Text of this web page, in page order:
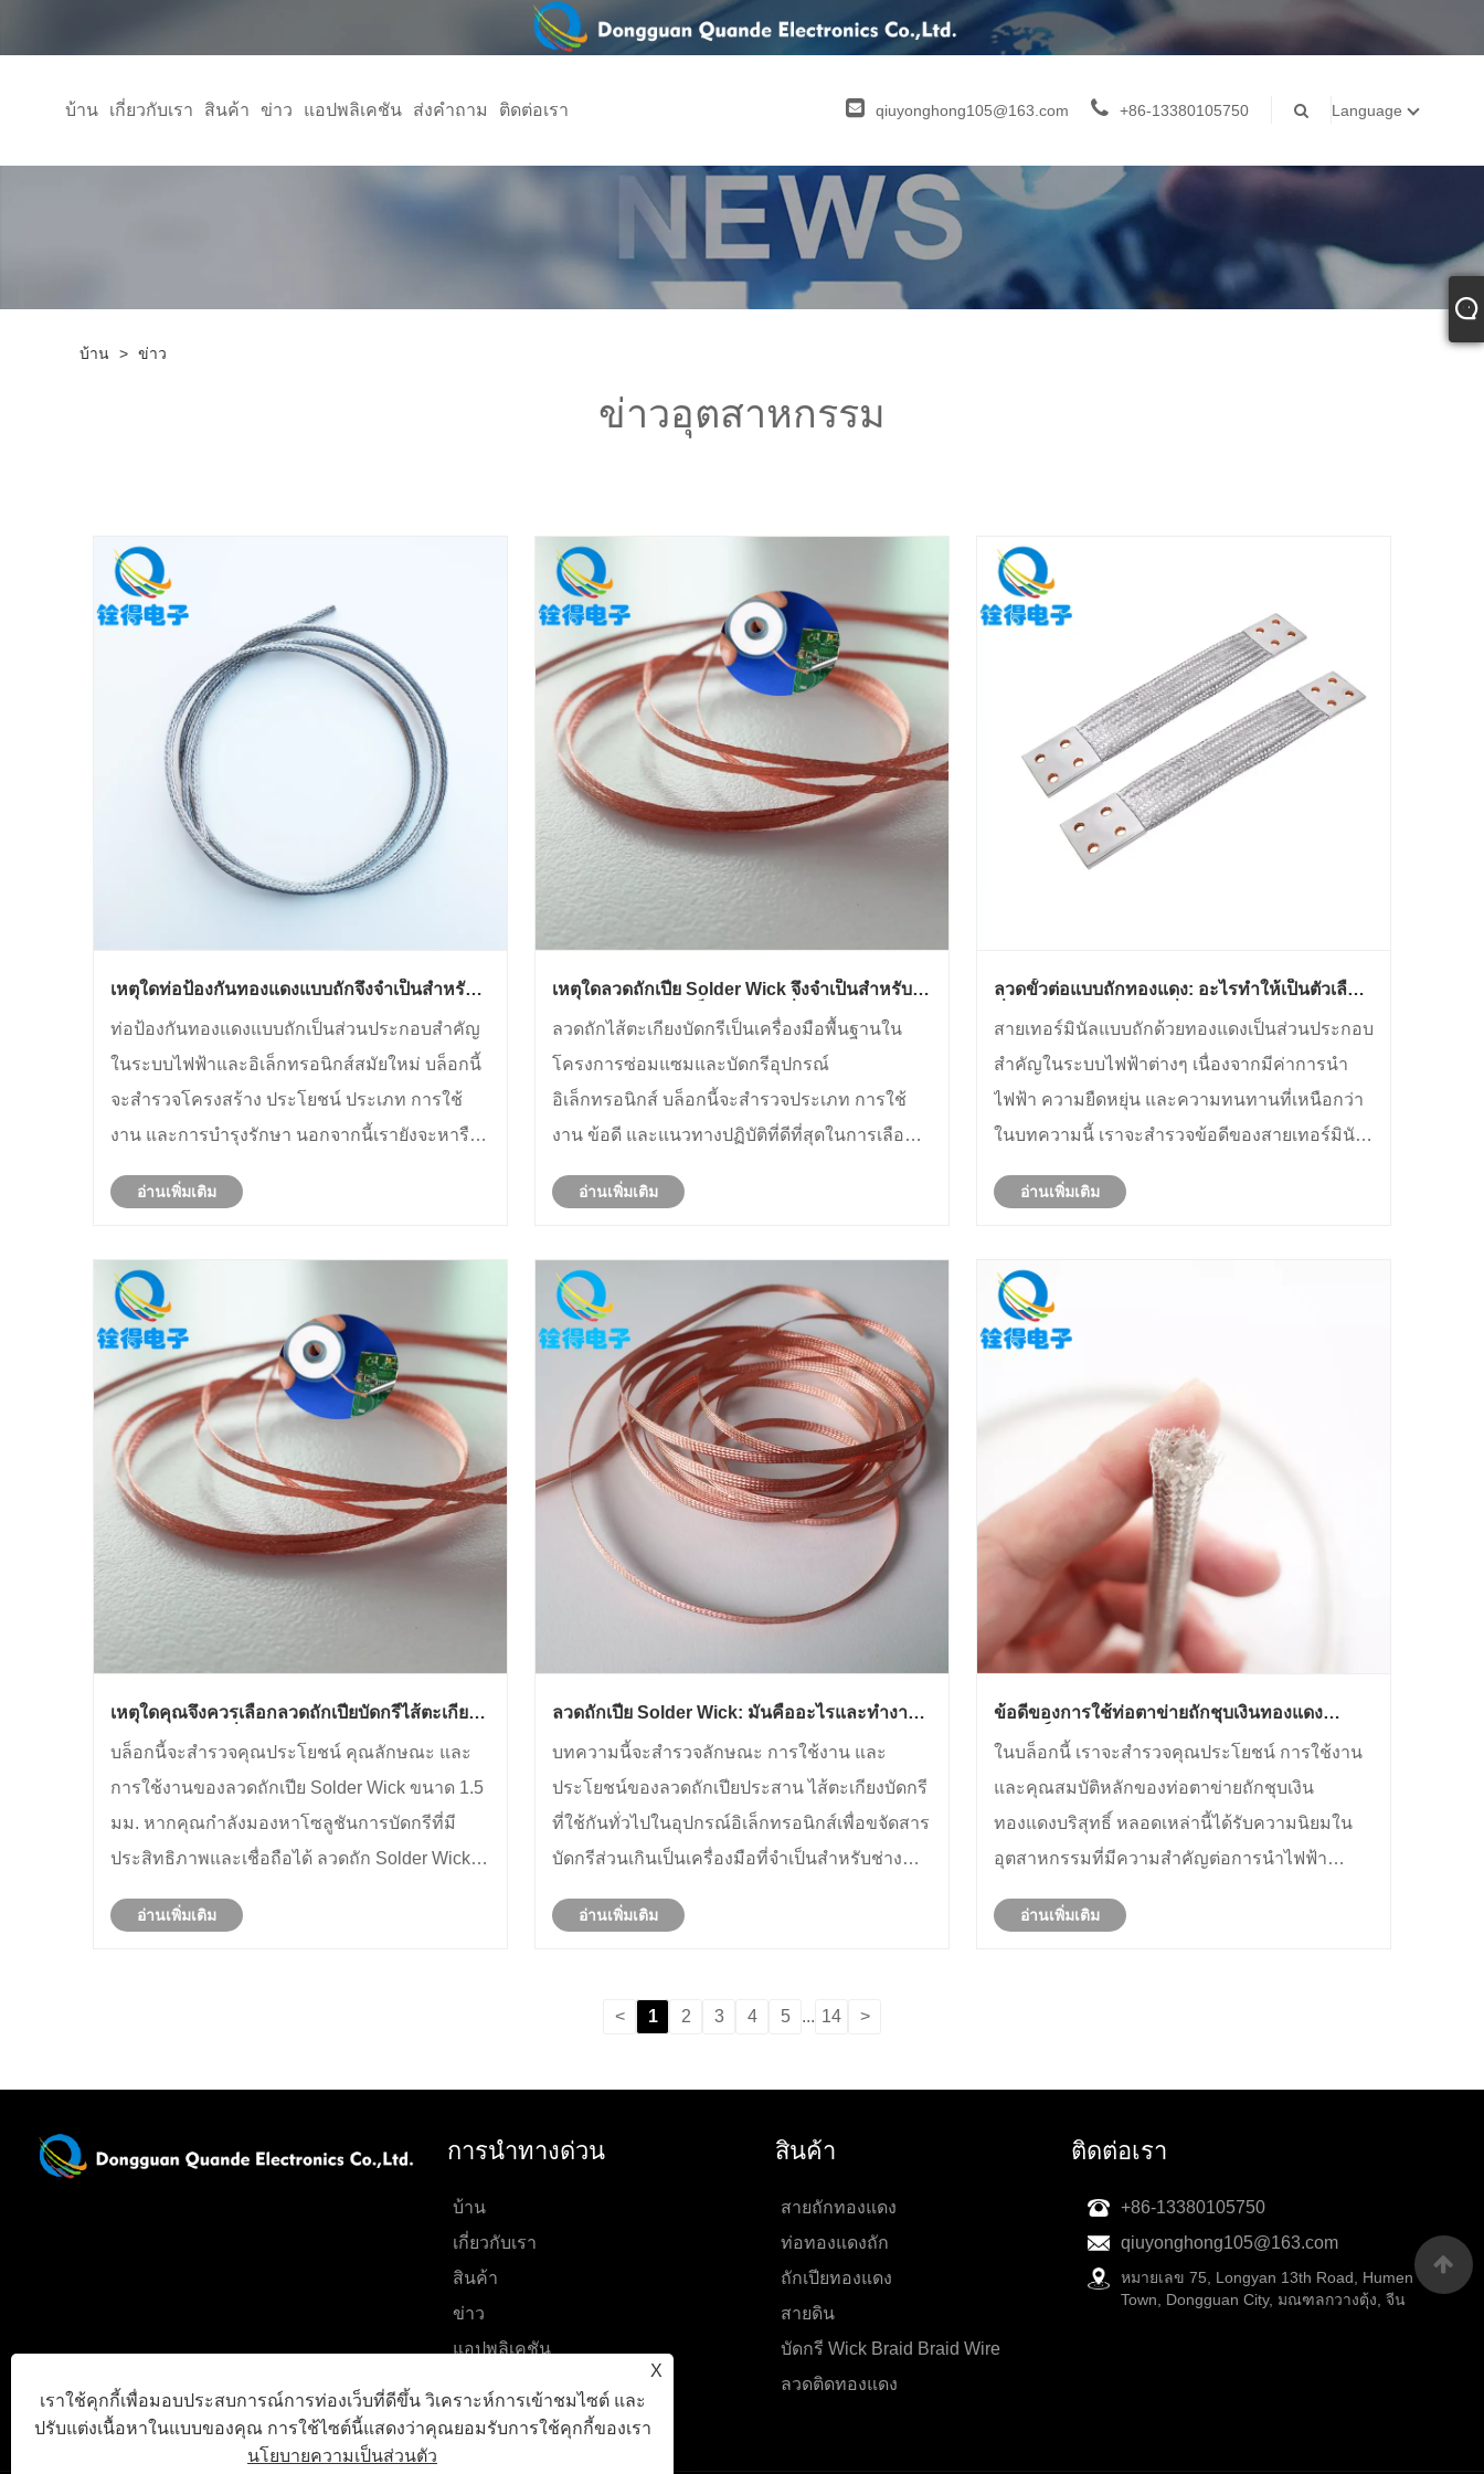
บ้าน เกี่ยวกับเรา สินค้า ข่าว แอปพลิเคชัน ส่งคำถาม ติดต่อเรา qiuyonghong105@163.com +86-13380105750 Language
บ้าน > ข่าว
ข่าวอุตสาหกรรม
เหตุใดท่อป้องกันทองแดงแบบถักจึงจำเป็นสำหรับ
ท่อป้องกันทองแดงแบบถักเป็นส่วนประกอบสำคัญ
ในระบบไฟฟ้าและอิเล็กทรอนิกส์สมัยใหม่ บล็อกนี้
จะสำรวจโครงสร้าง ประโยชน์ ประเภท การใช้
งาน และการบำรุงรักษา นอกจากนี้เรายังจะหารือ
Quande จึงเป็นตัวเลือกที่เชื่อถือได้ในอุตสาหกรรม
ศวก......
อ่านเพิ่มเติม
เหตุใดลวดถักเปีย Solder Wick จึงจำเป็นสำหรับ
ลวดถักไส้ตะเกียงบัดกรีเป็นเครื่องมือพื้นฐานใน
โครงการซ่อมแซมและบัดกรีอุปกรณ์
อิเล็กทรอนิกส์ บล็อกนี้จะสำรวจประเภท การใช้
งาน ข้อดี และแนวทางปฏิบัติที่ดีที่สุดในการเลือก
อ่านเพิ่มเติม
ลวดขั้วต่อแบบถักทองแดง: อะไรทำให้เป็นตัวเลือก
สายเทอร์มินัลแบบถักด้วยทองแดงเป็นส่วนประกอบ
สำคัญในระบบไฟฟ้าต่างๆ เนื่องจากมีค่าการนำ
ไฟฟ้า ความยืดหยุ่น และความทนทานที่เหนือกว่า
ในบทความนี้ เราจะสำรวจข้อดีของสายเทอร์มินัล
ตัวเลือกอันดับต้นๆ สำหรับการเชื่อมต่อที่มี
อ่านเพิ่มเติม
เหตุใดคุณจึงควรเลือกลวดถักเปียบัดกรีไส้ตะเกียง
บัดกรีของคุณ
บล็อกนี้จะสำรวจคุณประโยชน์ คุณลักษณะ และ
การใช้งานของลวดถักเปีย Solder Wick ขนาด 1.5
มม. หากคุณกำลังมองหาโซลูชันการบัดกรีที่มี
ประสิทธิภาพและเชื่อถือได้ ลวดถัก Solder Wick
อ่านต่อเพื่อดูว่าเหตุใด
อ่านเพิ่มเติม
ลวดถักเปีย Solder Wick: มันคืออะไรและทำงาน
บทความนี้จะสำรวจลักษณะ การใช้งาน และ
ประโยชน์ของลวดถักเปียประสาน ไส้ตะเกียงบัดกรี
ที่ใช้กันทั่วไปในอุปกรณ์อิเล็กทรอนิกส์เพื่อขจัดสาร
บัดกรีส่วนเกินเป็นเครื่องมือที่จำเป็นสำหรับช่าง
ลึกว่าลวดถักไส้ตะเกียงบัดกรีของ Quande มีความ
อ่านเพิ่มเติม
ข้อดีของการใช้ท่อตาข่ายถักชุบเงินทองแดง
ในบล็อกนี้ เราจะสำรวจคุณประโยชน์ การใช้งาน
และคุณสมบัติหลักของท่อตาข่ายถักชุบเงิน
ทองแดงบริสุทธิ์ หลอดเหล่านี้ได้รับความนิยมใน
อุตสาหกรรมที่มีความสำคัญต่อการนำไฟฟ้า
เจาะลึกถึงการก่อสร้าง ประโยชน์ของวัสดุ และ
อ่านเพิ่มเติม
< 1 2 3 4 5 ... 14 >
X
เราใช้คุกกี้เพื่อมอบประสบการณ์การท่องเว็บที่ดีขึ้น วิเคราะห์การเข้าชมไซต์ และ
ปรับแต่งเนื้อหาในแบบของคุณ การใช้ไซต์นี้แสดงว่าคุณยอมรับการใช้คุกกี้ของเรา
นโยบายความเป็นส่วนตัว
การนำทางด่วน
บ้าน
เกี่ยวกับเรา
สินค้า
ข่าว
แอปพลิเคชัน
ติดต่อเรา
สินค้า
สายถักทองแดง
ท่อทองแดงถัก
ถักเปียทองแดง
สายดิน
บัดกรี Wick Braid Braid Wire
ลวดติดทองแดง
ติดต่อเรา
+86-13380105750
qiuyonghong105@163.com
หมายเลข 75, Longyan 13th Road, Humen
Town, Dongguan City, มณฑลกวางตุ้ง, จีน